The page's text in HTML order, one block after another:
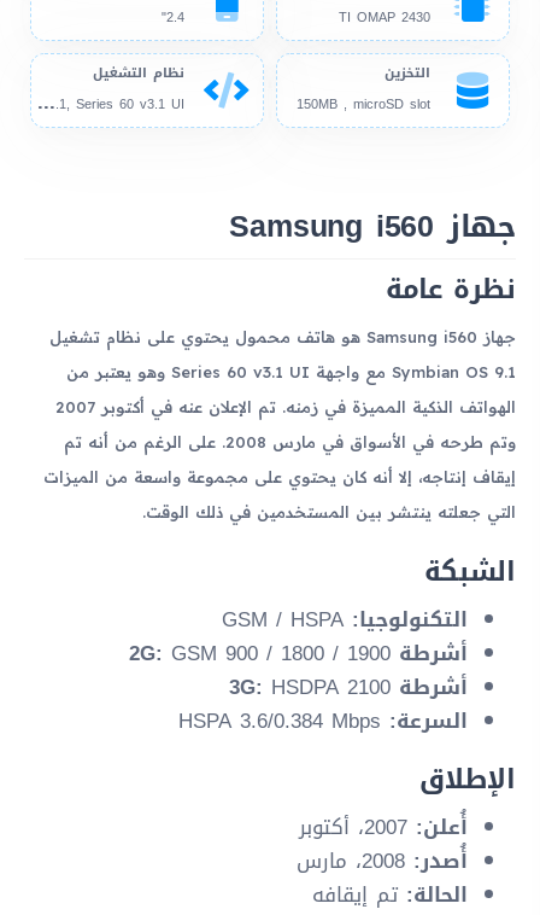
TI OMAP 2430
2.4"
التخزين
150MB , microSD slot
نظام التشغيل
Sym
bian OS 9.1, Series 60 v3.1 UI
جهاز Samsung i560
نظرة عامة
جهاز Samsung i560 هو هاتف محمول يحتوي على نظام تشغيل
Symbian OS 9.1 مع واجهة Series 60 v3.1 UI وهو يعتبر من
الهواتف الذكية المميزة في زمنه. تم الإعلان عنه في أكتوبر 2007
وتم طرحه في الأسواق في مارس 2008. على الرغم من أنه تم
إيقاف إنتاجه، إلا أنه كان يحتوي على مجموعة واسعة من الميزات
التي جعلته ينتشر بين المستخدمين في ذلك الوقت.
الشبكة
التكنولوجيا:
أشرطة 2G: GSM 900 / 1800 / 1900
أشرطة 3G: HSDPA 2100
السرعة:
الإطلاق
أُعلن:
أُصدر:
الحالة: تم إيقافه